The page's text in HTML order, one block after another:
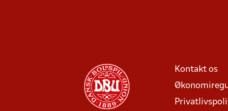
Kontakt os